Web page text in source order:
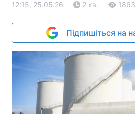
12:15, 25.05.26 2 хв.
Підпишіться на